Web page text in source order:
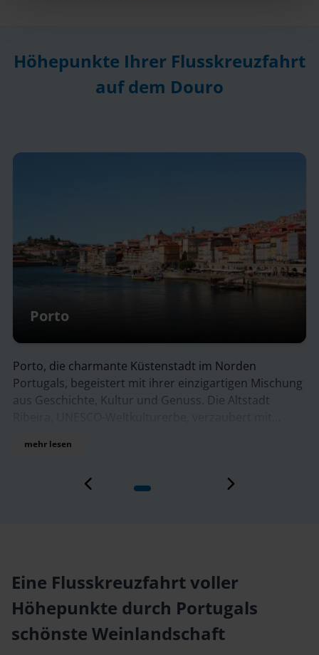
Höhepunkte Ihrer Flusskreuzfahrt
auf dem Douro
Barca d´Alva
Barca d’Alva, ein idyllisches Dorf im Osten
spanischen Grenze. Umgeben von Weinbergen,
Olivenhainen und imposanten Hügeln ist es ein
Geheimtipp für Naturliebhaber und
Frühling blühen hier die Mandelbäume in voller
Eine Flusskreuzfahrt voller
Höhepunkte durch Portugals
schönste Weinlandschaft